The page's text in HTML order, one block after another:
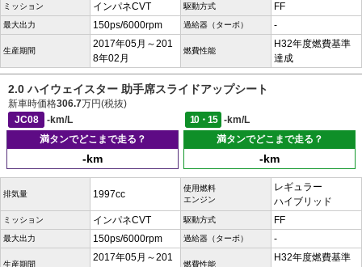
ミッション インパネCVT 駆動方式 FF
最大出力 150ps/6000rpm 過給器（ターボ） -
生産期間
2017年05月～201
8年02月
燃費性能
H32年度燃費基準
達成
2.0 ハイウェイスター 助手席スライドアップシート
新車時価格306.7万円(税抜)
JC08
-km/L 10・15
-km/L
満タンでどこまで走る？
-km
満タンでどこまで走る？
-km
排気量 1997cc
使用燃料
エンジン
レギュラー
ハイブリッド
ミッション インパネCVT 駆動方式 FF
最大出力 150ps/6000rpm 過給器（ターボ） -
生産期間
2017年05月～201
燃費性能
H32年度燃費基準